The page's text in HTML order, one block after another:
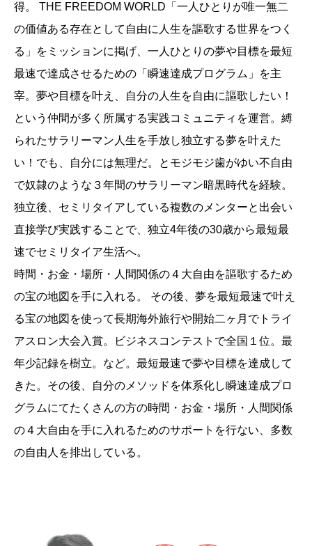
得。 THE FREEDOM WORLD「一人ひとりが唯一無二
の価値ある存在として自由に人生を謳歌する世界をつく
る」をミッションに掲げ、一人ひとりの夢や目標を最短
最速で達成させるための「瞬速達成プログラム」を主
宰。夢や目標を叶え、自分の人生を自由に謳歌したい！
という仲間が多く所属する実践コミュニティを運営。縛
られたサラリーマン人生を手放し独立する夢を叶えた
い！でも、自分には無理だ。とモジモジ歯がゆい不自由
で奴隷のような３年間のサラリーマン暗黒時代を経験。
独立後、セミリタイアしている複数のメンターと出会い
直接学び実践することで、独立4年後の30歳から最短最
速でセミリタイア生活へ。
時間・お金・場所・人間関係の４大自由を謳歌するため
の宝の地図を手に入れる。 その後、夢を最短最速で叶え
る宝の地図を使って長期海外旅行や開始二ヶ月でトライ
アスロン大会入賞。ビジネスコンテストで全国１位。最
年少記録を樹立。など。最短最速で夢や目標を達成して
きた。その後、自分のメソッドを体系化し瞬速達成プロ
グラムにてたくさんの方の時間・お金・場所・人間関係
の４大自由を手に入れるためのサポートを行ない、多数
の自由人を排出している。